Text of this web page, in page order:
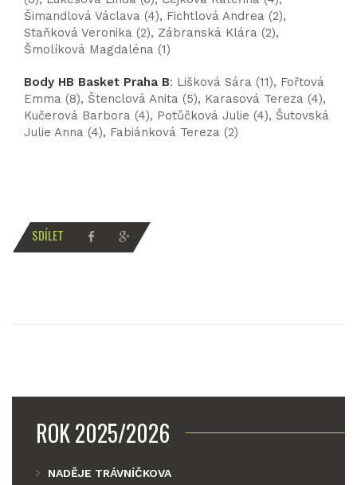
ROK 2025/2026
NADĚJE TRÁVNÍČKOVA
Šimandlová Václava (4), Fichtlová Andrea (2),
Staňková Veronika (2), Zábranská Klára (2),
Šmolíková Magdaléna (1)
Body HB Basket Praha B: Lišková Sára (11), Fořtová
Emma (8), Štenclová Anita (5), Karasová Tereza (4),
Kučerová Barbora (4), Potůčková Julie (4), Šutovská
Julie Anna (4), Fabiánková Tereza (2)
SDÍLET